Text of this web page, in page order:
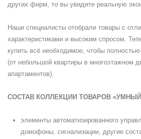
других фирм, то вы увидите реальную
Наши специалисты отобрали товары с
характеристиками и высоким спросом.
купить всё необходимое, чтобы
(от небольшой квартиры в многоэтажном
апартаментов).
СОСТАВ КОЛЛЕКЦИИ ТОВАРОВ «УМНЫЙ
элементы автоматизированного
домофоны, сигнализации, другие